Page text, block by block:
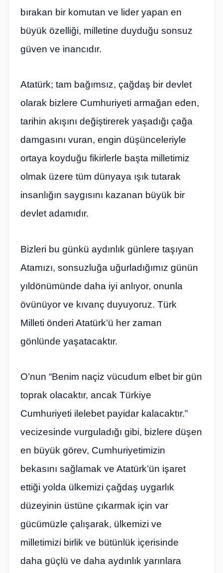
bırakan bir komutan ve lider yapan en
büyük özelliği, milletine duyduğu sonsuz
güven ve inancıdır.
Atatürk; tam bağımsız, çağdaş bir devlet
olarak bizlere Cumhuriyeti armağan eden,
tarihin akışını değiştirerek yaşadığı çağa
damgasını vuran, engin düşünceleriyle
ortaya koyduğu fikirlerle başta milletimiz
olmak üzere tüm dünyaya ışık tutarak
insanlığın saygısını kazanan büyük bir
devlet adamıdır.
Bizleri bu günkü aydınlık günlere taşıyan
Atamızı, sonsuzluğa uğurladığımız günün
yıldönümünde daha iyi anlıyor, onunla
övünüyor ve kıvanç duyuyoruz. Türk
Milleti önderi Atatürk’ü her zaman
gönlünde yaşatacaktır.
O’nun “Benim naçiz vücudum elbet bir gün
toprak olacaktır, ancak Türkiye
Cumhuriyeti ilelebet payidar kalacaktır.”
vecizesinde vurguladığı gibi, bizlere düşen
en büyük görev, Cumhuriyetimizin
bekasını sağlamak ve Atatürk’ün işaret
ettiği yolda ülkemizi çağdaş uygarlık
düzeyinin üstüne çıkarmak için var
gücümüzle çalışarak, ülkemizi ve
milletimizi birlik ve bütünlük içerisinde
daha güçlü ve daha aydınlık yarınlara